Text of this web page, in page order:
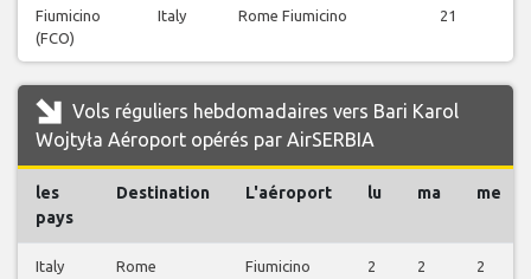
Fiumicino
(FCO)
Italy Rome Fiumicino 21
Vols réguliers hebdomadaires vers Bari Karol
Wojtyła Aéroport opérés par AirSERBIA
les
pays
Destination L'aéroport lu ma me
Italy
Rome
Fiumicino
2 2 2